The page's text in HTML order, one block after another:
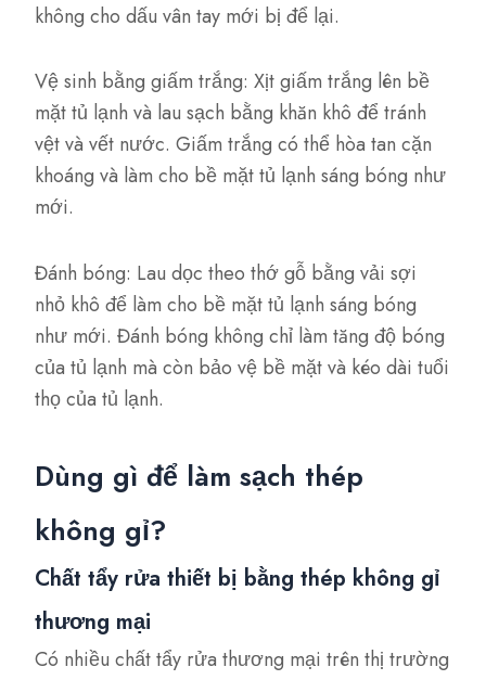
không cho dấu vân tay mới bị để lại.
Vệ sinh bằng giấm trắng: Xịt giấm trắng lên bề
mặt tủ lạnh và lau sạch bằng khăn khô để tránh
vệt và vết nước. Giấm trắng có thể hòa tan cặn
khoáng và làm cho bề mặt tủ lạnh sáng bóng như
mới.
Đánh bóng: Lau dọc theo thớ gỗ bằng vải sợi
nhỏ khô để làm cho bề mặt tủ lạnh sáng bóng
như mới. Đánh bóng không chỉ làm tăng độ bóng
của tủ lạnh mà còn bảo vệ bề mặt và kéo dài tuổi
thọ của tủ lạnh.
Dùng gì để làm sạch thép
không gỉ?
Chất tẩy rửa thiết bị bằng thép không gỉ
thương mại
Có nhiều chất tẩy rửa thương mại trên thị trường